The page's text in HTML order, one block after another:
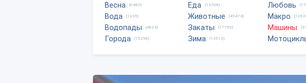
Весна (6482)
Вода (1335)
Водопады (4624)
Города (15296)
Еда (13708)
Животные (49474)
Закаты (17750)
Зима (13513)
Любовь
Макро
Машины